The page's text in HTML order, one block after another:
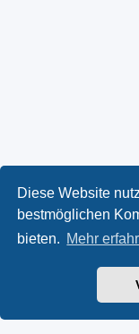
Diese Website
bestmöglichen
bieten. Mehr